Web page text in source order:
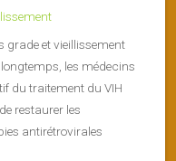
grade et vieillissement
les médecins
du traitement du VIH
restaurer les
antirétrovirales